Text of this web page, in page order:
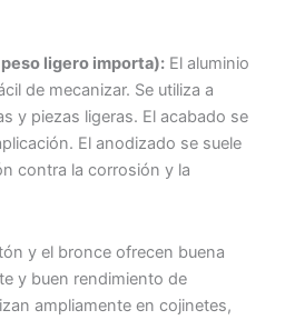
ligero importa): El aluminio
de mecanizar. Se utiliza a
y piezas ligeras. El acabado se
El anodizado se suele
contra la corrosión y la
y el bronce ofrecen buena
y buen rendimiento de
ampliamente en cojinetes,